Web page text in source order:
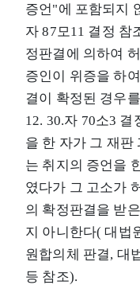
증언"에 포함되지
자 87모11 결정 참
정판결에 의하여
증인이 위증을 하
결이 확정된 경우
12. 30.자 70소3 결
을 한 자가 그 재판
는 취지의 증언을
였다가 그 고소가
의 확정판결을 받
지 아니한다( 대법
원합의체 판결, 대
등 참조).